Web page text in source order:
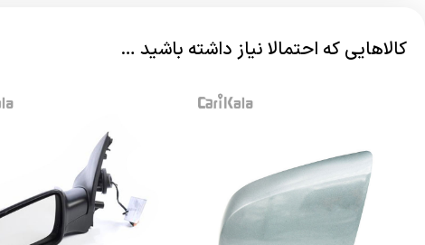
کالاهایی که احتمالا نیاز داشته باشید …